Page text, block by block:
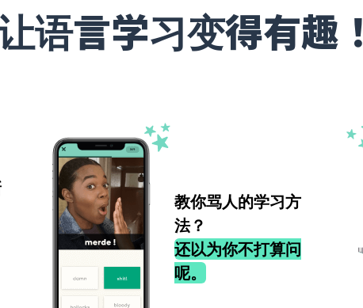
语言学习变得有趣！
教你骂人的学习方
法？
还以为你不打算问
呢。